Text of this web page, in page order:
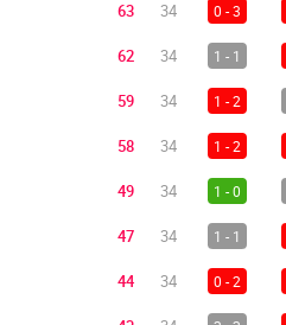
63 34 0 - 3
62 34 1 - 1
59 34 1 - 2
58 34 1 - 2
49 34 1 - 0
47 34 1 - 1
44 34 0 - 2